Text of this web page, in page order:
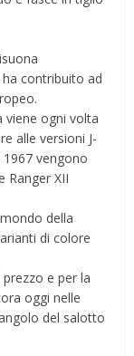
contribuito ad
viene ogni volta
alle versioni J-
1967 vengono
Ranger XII
della
di colore
e per la
oggi nelle
del salotto